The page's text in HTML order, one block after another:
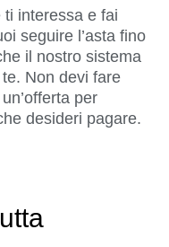
interessa e fai
seguire l’asta fino
il nostro sistema
Non devi fare
per
desideri pagare.